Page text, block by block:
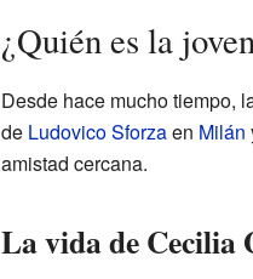
¿Quién es la
Desde hace mucho tiempo,
de Ludovico Sforzaen Milán
amistad cercana.
La vida de Cecilia